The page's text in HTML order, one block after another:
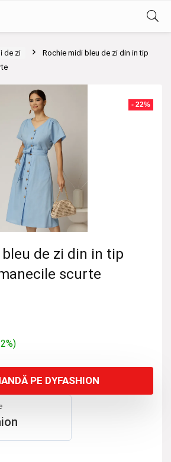
de zi
Rochie midi bleu de zi din in tip
- 22%
de zi din in tip
scurte
lei.
PE DYFASHION